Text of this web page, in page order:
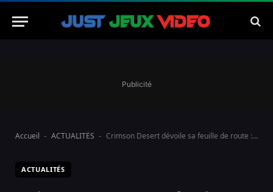
Publicité
Accueil - ACTUALITÉS - Crimson Desert dévoile sa feuille de route : Cross-Save, améliorations du scénario et extension en préparation
ACTUALITÉS